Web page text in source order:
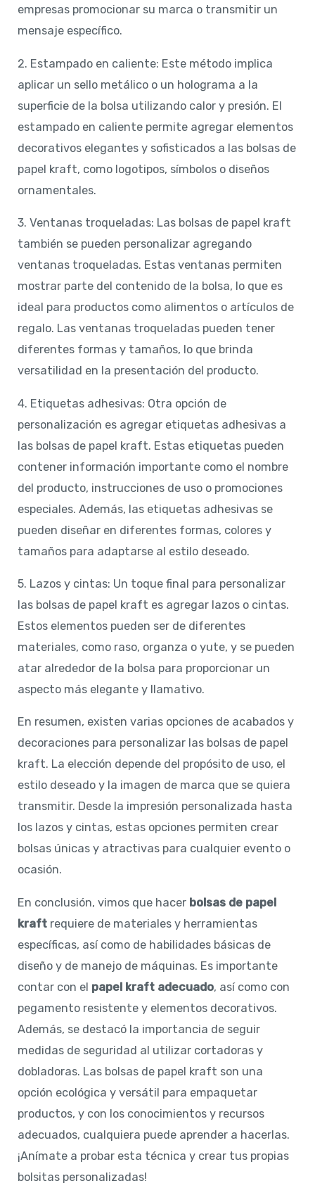
empresas promocionar su marca o transmitir un
mensaje específico.
2. Estampado en caliente: Este método implica
aplicar un sello metálico o un holograma a la
superficie de la bolsa utilizando calor y presión. El
estampado en caliente permite agregar elementos
decorativos elegantes y sofisticados a las bolsas de
papel kraft, como logotipos, símbolos o diseños
ornamentales.
3. Ventanas troqueladas: Las bolsas de papel kraft
también se pueden personalizar agregando
ventanas troqueladas. Estas ventanas permiten
mostrar parte del contenido de la bolsa, lo que es
ideal para productos como alimentos o artículos de
regalo. Las ventanas troqueladas pueden tener
diferentes formas y tamaños, lo que brinda
versatilidad en la presentación del producto.
4. Etiquetas adhesivas: Otra opción de
personalización es agregar etiquetas adhesivas a
las bolsas de papel kraft. Estas etiquetas pueden
contener información importante como el nombre
del producto, instrucciones de uso o promociones
especiales. Además, las etiquetas adhesivas se
pueden diseñar en diferentes formas, colores y
tamaños para adaptarse al estilo deseado.
5. Lazos y cintas: Un toque final para personalizar
las bolsas de papel kraft es agregar lazos o cintas.
Estos elementos pueden ser de diferentes
materiales, como raso, organza o yute, y se pueden
atar alrededor de la bolsa para proporcionar un
aspecto más elegante y llamativo.
En resumen, existen varias opciones de acabados y
decoraciones para personalizar las bolsas de papel
kraft. La elección depende del propósito de uso, el
estilo deseado y la imagen de marca que se quiera
transmitir. Desde la impresión personalizada hasta
los lazos y cintas, estas opciones permiten crear
bolsas únicas y atractivas para cualquier evento o
ocasión.
En conclusión, vimos que hacer bolsas de papel
kraft requiere de materiales y herramientas
específicas, así como de habilidades básicas de
diseño y de manejo de máquinas. Es importante
contar con el papel kraft adecuado, así como con
pegamento resistente y elementos decorativos.
Además, se destacó la importancia de seguir
medidas de seguridad al utilizar cortadoras y
dobladoras. Las bolsas de papel kraft son una
opción ecológica y versátil para empaquetar
productos, y con los conocimientos y recursos
adecuados, cualquiera puede aprender a hacerlas.
¡Anímate a probar esta técnica y crear tus propias
bolsitas personalizadas!